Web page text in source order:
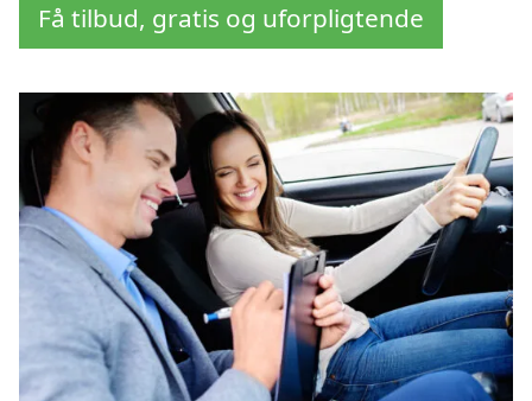
Få tilbud, gratis og uforpligtende